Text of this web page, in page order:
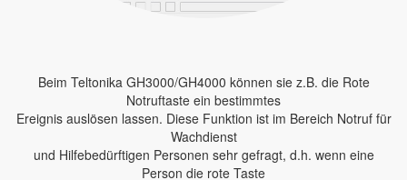
Beim Teltonika GH3000/GH4000 können sie z.B. die Rote
Notruftaste ein bestimmtes
Ereignis auslösen lassen. Diese Funktion ist im Bereich Notruf für
Wachdienst
und Hilfebedürftigen Personen sehr gefragt, d.h. wenn eine
Person die rote Taste